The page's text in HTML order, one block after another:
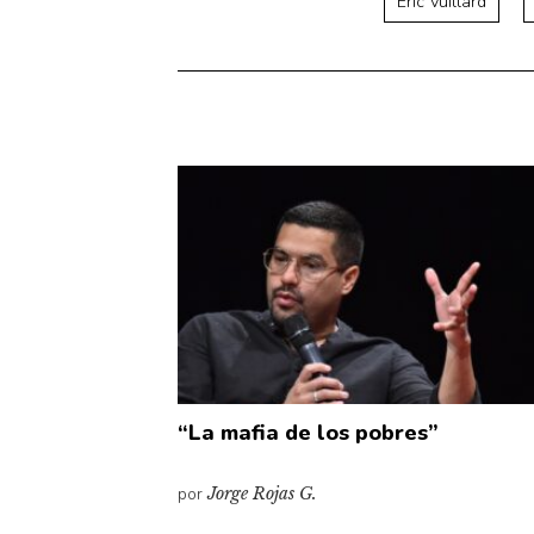
“La mafia de los pobres”
porJorge Rojas G.